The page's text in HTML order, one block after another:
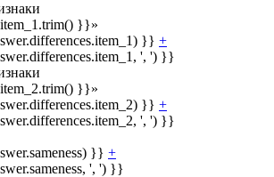
}}»
}} +
', ') }}
}}»
}} +
', ') }}
}} +
', ') }}